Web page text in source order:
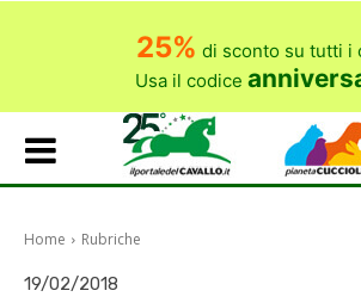
25% di sconto su tutti i
Usa il codice
Home Rubriche
19/02/2018